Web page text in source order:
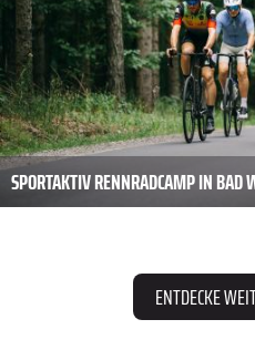
SPORTAKTIV RENNRADCAMP IN BAD
ENTDECKE